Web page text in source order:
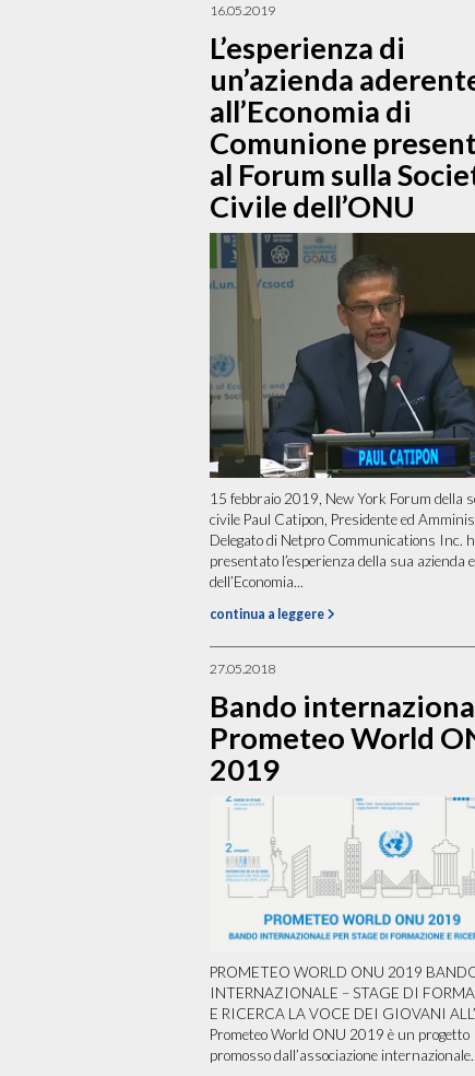
16.05.2019
L’esperienza di
un’azienda
all’Economia di
Comunione
al Forum sulla
Civile dell’ONU
15 febbraio 2019, New York Forum della
civile Paul Catipon, Presidente ed
Delegato di Netpro Communications Inc.
presentato l’esperienza della sua azienda e
dell’Economia...
continua a leggere
27.05.2018
Bando
Prometeo World
2019
PROMETEO WORLD ONU 2019
INTERNAZIONALE – STAGE DI
E RICERCA LA VOCE DEI GIOVANI
Prometeo World ONU 2019 è un progetto
promosso dall’associazione